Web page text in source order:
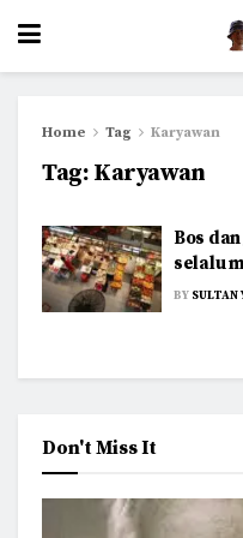
Home Tag Karyawan
Tag: Karyawan
Bos
selalu
BY SULTAN
Don't Miss It